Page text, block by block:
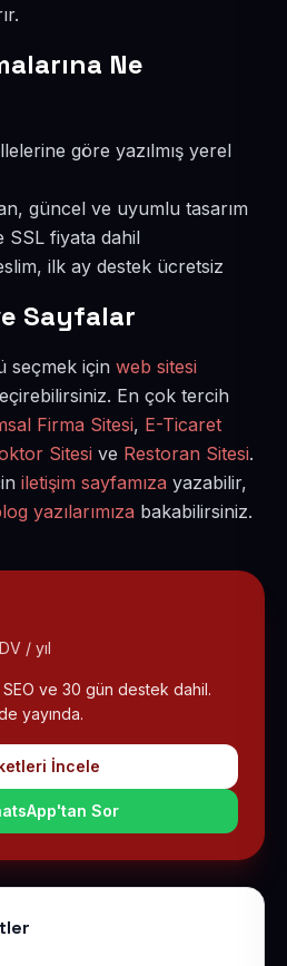
Ne
göre yazılmış yerel
güncel ve uyumlu tasarım
SSL fiyata dahil
ilk ay destek ücretsiz
Sayfalar
seçmek için web sitesi
En çok tercih
Firma Sitesi, E-Ticaret
Sitesi ve Restoran Sitesi.
iletişim sayfamıza yazabilir,
yazılarımıza bakabilirsiniz.
/ yıl
SEO ve 30 gün destek dahil.
yayında.
İncele
Sor